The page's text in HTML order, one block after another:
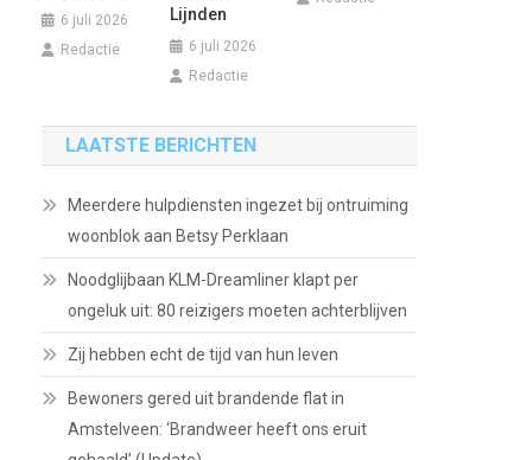
6 juli 2026
Redactie
Lijnden
6 juli 2026
Redactie
LAATSTE BERICHTEN
Meerdere hulpdiensten ingezet bij ontruiming
woonblok aan Betsy Perklaan
Noodglijbaan KLM-Dreamliner klapt per
ongeluk uit: 80 reizigers moeten achterblijven
Zij hebben echt de tijd van hun leven
Bewoners gered uit brandende flat in
Amstelveen: ‘Brandweer heeft ons eruit